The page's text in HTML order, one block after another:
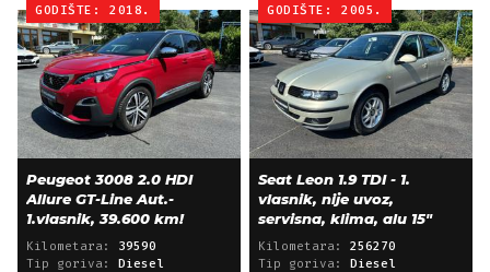
GODIŠTE: 2018.
Peugeot 3008 2.0 HDI
Allure GT-Line Aut.-
1.vlasnik, 39.600 km!
Kilometara: 39590
Tip goriva: Diesel
GODIŠTE: 2005.
Seat Leon 1.9 TDI - 1.
vlasnik, nije uvoz,
servisna, klima, alu 15"
Kilometara: 256270
Tip goriva: Diesel